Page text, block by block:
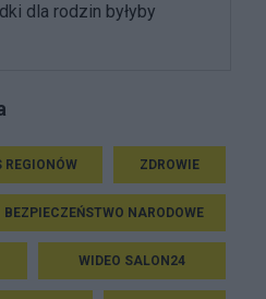
dla rodzin byłyby
REGIONÓW ZDROWIE
BEZPIECZEŃSTWO NARODOWE
WIDEO SALON24